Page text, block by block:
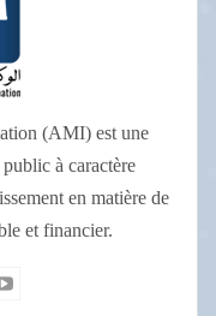
(AMI) est une
à caractère
en matière de
et financier.